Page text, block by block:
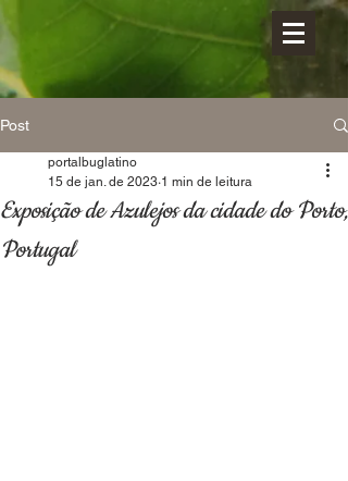
Post
Exposição de Azulejos da cidade do Porto,
Portugal
portalbuglatino
15 de jan. de 2023 1 min de leitura